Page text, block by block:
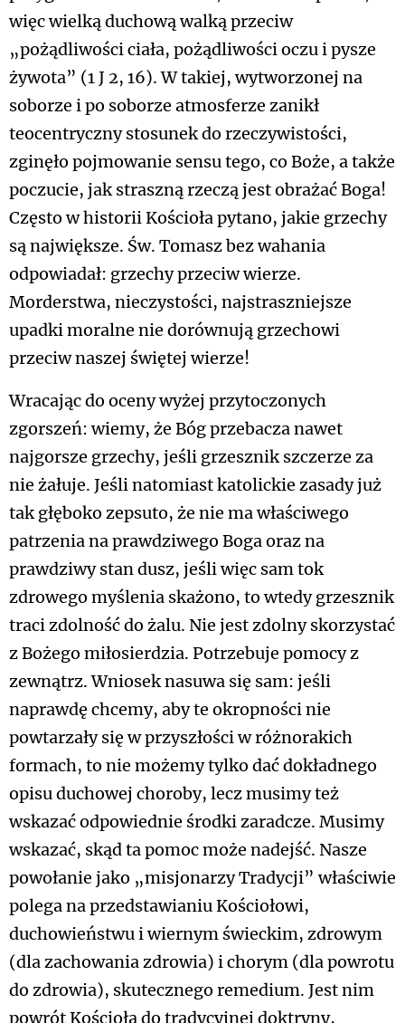
więc wielką duchową walką przeciw
„pożądliwości ciała, pożądliwości oczu i pysze
żywota” (1 J 2, 16). W takiej, wytworzonej na
soborze i po soborze atmosferze zanikł
teocentryczny stosunek do rzeczywistości,
zginęło pojmowanie sensu tego, co Boże, a także
poczucie, jak straszną rzeczą jest obrażać Boga!
Często w historii Kościoła pytano, jakie grzechy
są największe. Św. Tomasz bez wahania
odpowiadał: grzechy przeciw wierze.
Morderstwa, nieczystości, najstraszniejsze
upadki moralne nie dorównują grzechowi
przeciw naszej świętej wierze!
Wracając do oceny wyżej przytoczonych
zgorszeń: wiemy, że Bóg przebacza nawet
najgorsze grzechy, jeśli grzesznik szczerze za
nie żałuje. Jeśli natomiast katolickie zasady już
tak głęboko zepsuto, że nie ma właściwego
patrzenia na prawdziwego Boga oraz na
prawdziwy stan dusz, jeśli więc sam tok
zdrowego myślenia skażono, to wtedy grzesznik
traci zdolność do żalu. Nie jest zdolny skorzystać
z Bożego miłosierdzia. Potrzebuje pomocy z
zewnątrz. Wniosek nasuwa się sam: jeśli
naprawdę chcemy, aby te okropności nie
powtarzały się w przyszłości w różnorakich
formach, to nie możemy tylko dać dokładnego
opisu duchowej choroby, lecz musimy też
wskazać odpowiednie środki zaradcze. Musimy
wskazać, skąd ta pomoc może nadejść. Nasze
powołanie jako „misjonarzy Tradycji” właściwie
polega na przedstawianiu Kościołowi,
duchowieństwu i wiernym świeckim, zdrowym
(dla zachowania zdrowia) i chorym (dla powrotu
do zdrowia), skutecznego remedium. Jest nim
powrót Kościoła do tradycyjnej doktryny,